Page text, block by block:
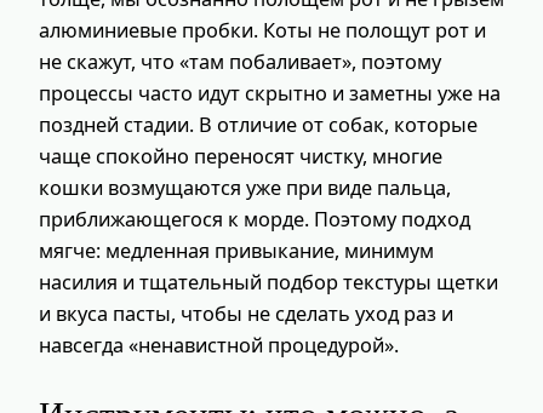
алюминиевые пробки. Коты не полощут рот и
не скажут, что «там побаливает», поэтому
процессы часто идут скрытно и заметны уже на
поздней стадии. В отличие от собак, которые
чаще спокойно переносят чистку, многие
кошки возмущаются уже при виде пальца,
приближающегося к морде. Поэтому подход
мягче: медленная привыкание, минимум
насилия и тщательный подбор текстуры щетки
и вкуса пасты, чтобы не сделать уход раз и
навсегда «ненавистной процедурой».